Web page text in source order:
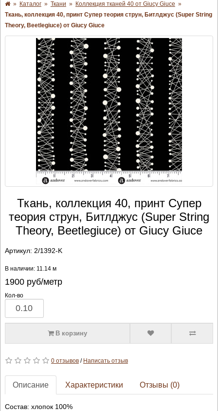
» Каталог » Ткани » Коллекция тканей 40 от Giucy Giuce »
Ткань, коллекция 40, принт Супер теория струн, Битлджус (Super String
Theory, Beetlegiuce) от Giucy Giuce
Ткань, коллекция 40, принт Супер
теория струн, Битлджус (Super String
Theory, Beetlegiuce) от Giucy Giuce
Артикул: 2/1392-K
В наличии: 11.14 м
1900руб/метр
Кол-во
В корзину
0 отзывов/ Написать отзыв
Описание Характеристики Отзывы (0)
Состав: хлопок 100%